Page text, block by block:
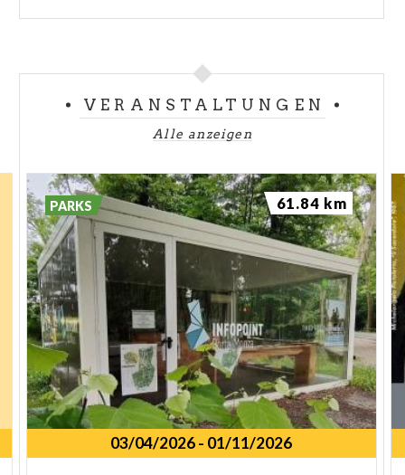
VERANSTALTUNGEN
Alle anzeigen
03/04/2026- 01/11/2026
PARKS 61.84 km